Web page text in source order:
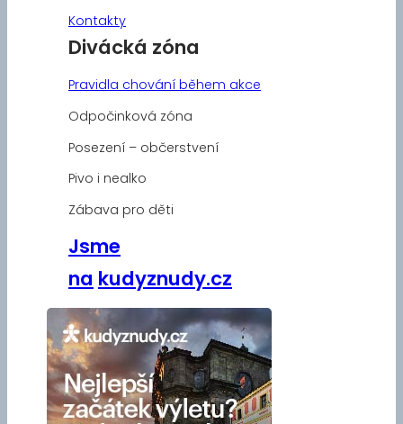
Kontakty
Divácká zóna
Pravidla chování během akce
Odpočinková zóna
Posezení – občerstvení
Pivo i nealko
Zábava pro děti
Jsme
na kudyznudy.cz